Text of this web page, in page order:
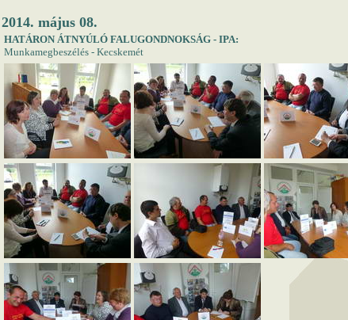
2014. május 08.
HATÁRON ÁTNYÚLÓ FALUGONDNOKSÁG - IPA:
Munkamegbeszélés - Kecskemét